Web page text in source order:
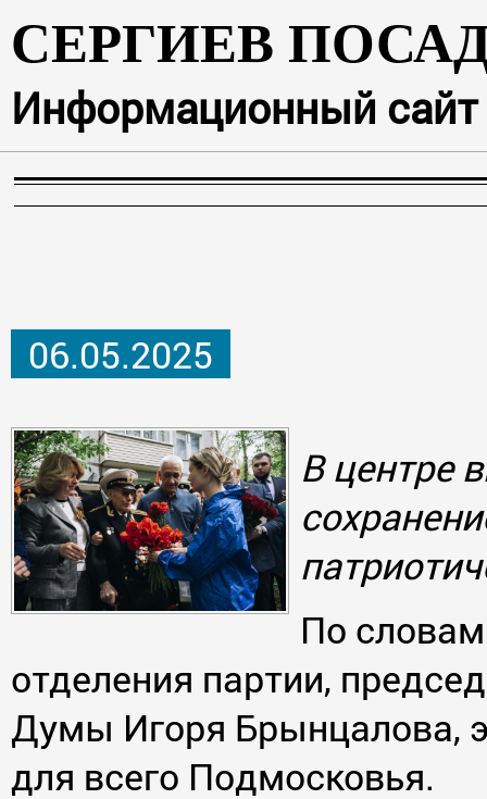
СЕРГИЕВ
Информационный сайт
06.05.2025
В центре
По
отделения партии,
Думы Игоря Брынцалова,
для всего Подмосковья.